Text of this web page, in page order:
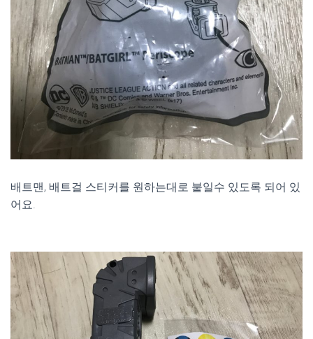
배트맨, 배트걸 스티커를 원하는대로 붙일수 있도록 되어 있
어요.